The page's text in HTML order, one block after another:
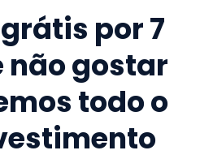
por 7
não gostar
todo o